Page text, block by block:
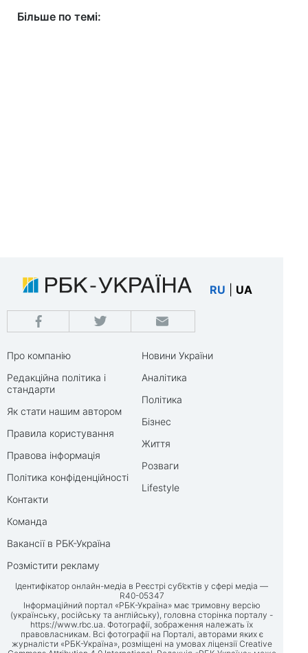
Більше по темі:
RU UA
Про компанію
Редакційна політика і
стандарти
Як стати нашим автором
Правила користування
Правова інформація
Політика конфіденційності
Контакти
Команда
Вакансії в РБК-Україна
Розмістити рекламу
Новини України
Аналітика
Політика
Бізнес
Життя
Розваги
Lifestyle
Ідентифікатор онлайн-медіа в Реєстрі суб’єктів у сфері медіа —
R40-05347
Інформаційний портал «РБК-Україна» має тримовну версію
(українську, російську та англійську), головна сторінка порталу -
https://www.rbc.ua. Фотографії, зображення належать їх
правовласникам. Всі фотографії на Порталі, авторами яких є
журналісти «РБК-Україна», розміщені на умовах ліцензії Creative